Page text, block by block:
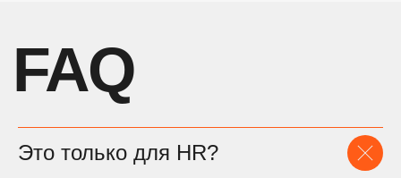
Это только для HR?